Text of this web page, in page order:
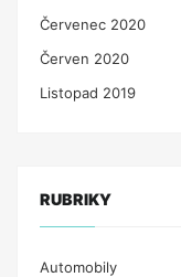
Červenec 2020
Červen 2020
Listopad 2019
RUBRIKY
Automobily